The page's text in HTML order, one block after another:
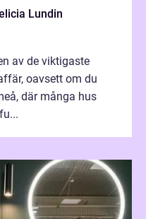
Lundin
av de viktigaste
oavsett om du
där många hus